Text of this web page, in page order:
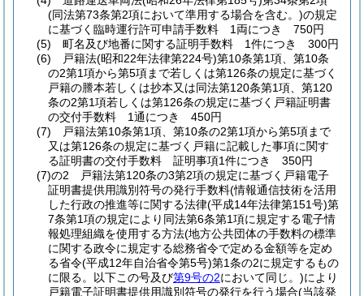
(同法第73条第2項において準用する場合を含む。)の規定
に基づく臨時運行許可申請手数料 1両につき 750円
(5)
町名及び地番に関する証明手数料 1件につき 300円
(6)
戸籍法(昭和22年法律第224号)第10条第1項、第10条
の2第1項から第5項まで若しくは第126条の規定に基づく
戸籍の謄本若しくは抄本又は同法第120条第1項、第120
条の2第1項若しくは第126条の規定に基づく戸籍証明書
の交付手数料 1通につき 450円
(7)
戸籍法第10条第1項、第10条の2第1項から第5項まで
又は第126条の規定に基づく戸籍に記載した事項に関す
る証明書の交付手数料 証明事項1件につき 350円
(7)の2
戸籍法第120条の3第2項の規定に基づく戸籍電子
証明書提供用識別符号の発行手数料(情報通信技術を活用
した行政の推進等に関する法律(平成14年法律第151号)第
7条第1項の規定により同法第6条第1項に規定する電子情
報処理組織を使用する方法(地方公共団体の手数料の標準
に関する政令に規定する総務省令で定める金額等を定め
る省令(平成12年自治省令第5号)第1条の2に規定するもの
に限る。以下この号及び第9号の2において同じ。)により
戸籍電子証明書提供用識別符号の発行を行う場合(当該発